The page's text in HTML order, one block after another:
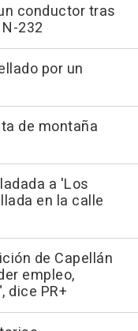
conductor tras
232
por un
de montaña
a 'Los
en la calle
de Capellán
empleo,
dice PR+